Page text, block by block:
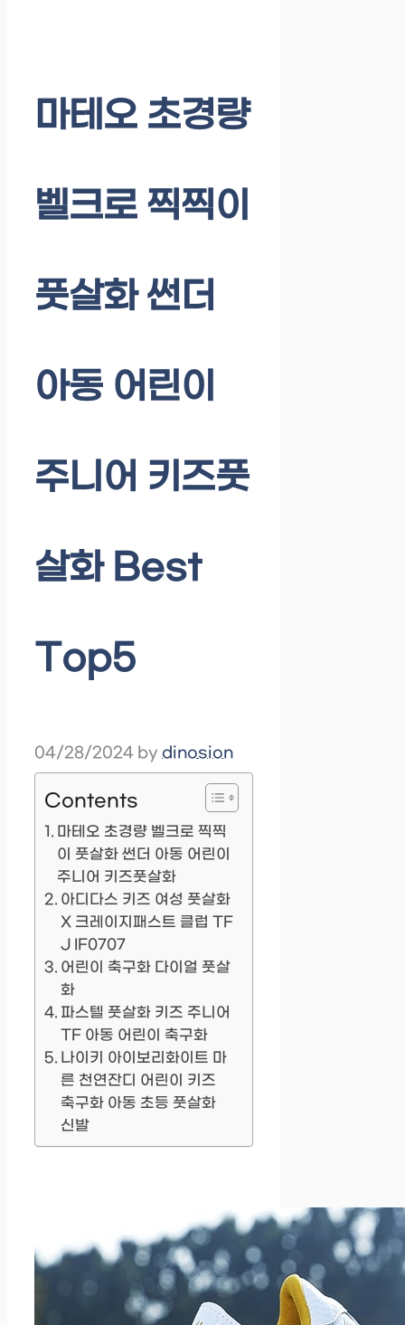
마테오 초경량
벨크로 찍찍이
풋살화 썬더
아동 어린이
주니어 키즈풋
살화 Best
Top5
04/28/2024 by dinosion
Contents
마테오 초경량 벨크로 찍찍
이 풋살화 썬더 아동 어린이
주니어 키즈풋살화
아디다스 키즈 여성 풋살화
X 크레이지패스트 클럽 TF
J IF0707
어린이 축구화 다이얼 풋살
화
파스텔 풋살화 키즈 주니어
TF 아동 어린이 축구화
나이키 아이보리화이트 마
른 천연잔디 어린이 키즈
축구화 아동 초등 풋살화
신발